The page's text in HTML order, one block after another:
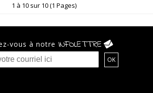
1 à 10 sur 10 (1 Pages)
vous à notre INFOLETTRE